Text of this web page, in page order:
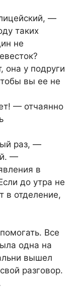
—
таких
не
она у подруги
вы ее не
— отчаянно
раз, —
—
в
до утра не
в отделение,
Все
одна на
вышел
разговор.